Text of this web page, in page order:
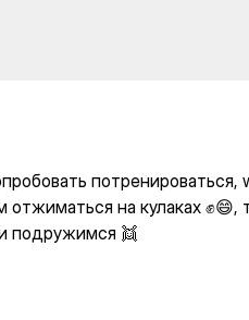
потренироваться,
на кулаках ✊😄,
подружимся 👯